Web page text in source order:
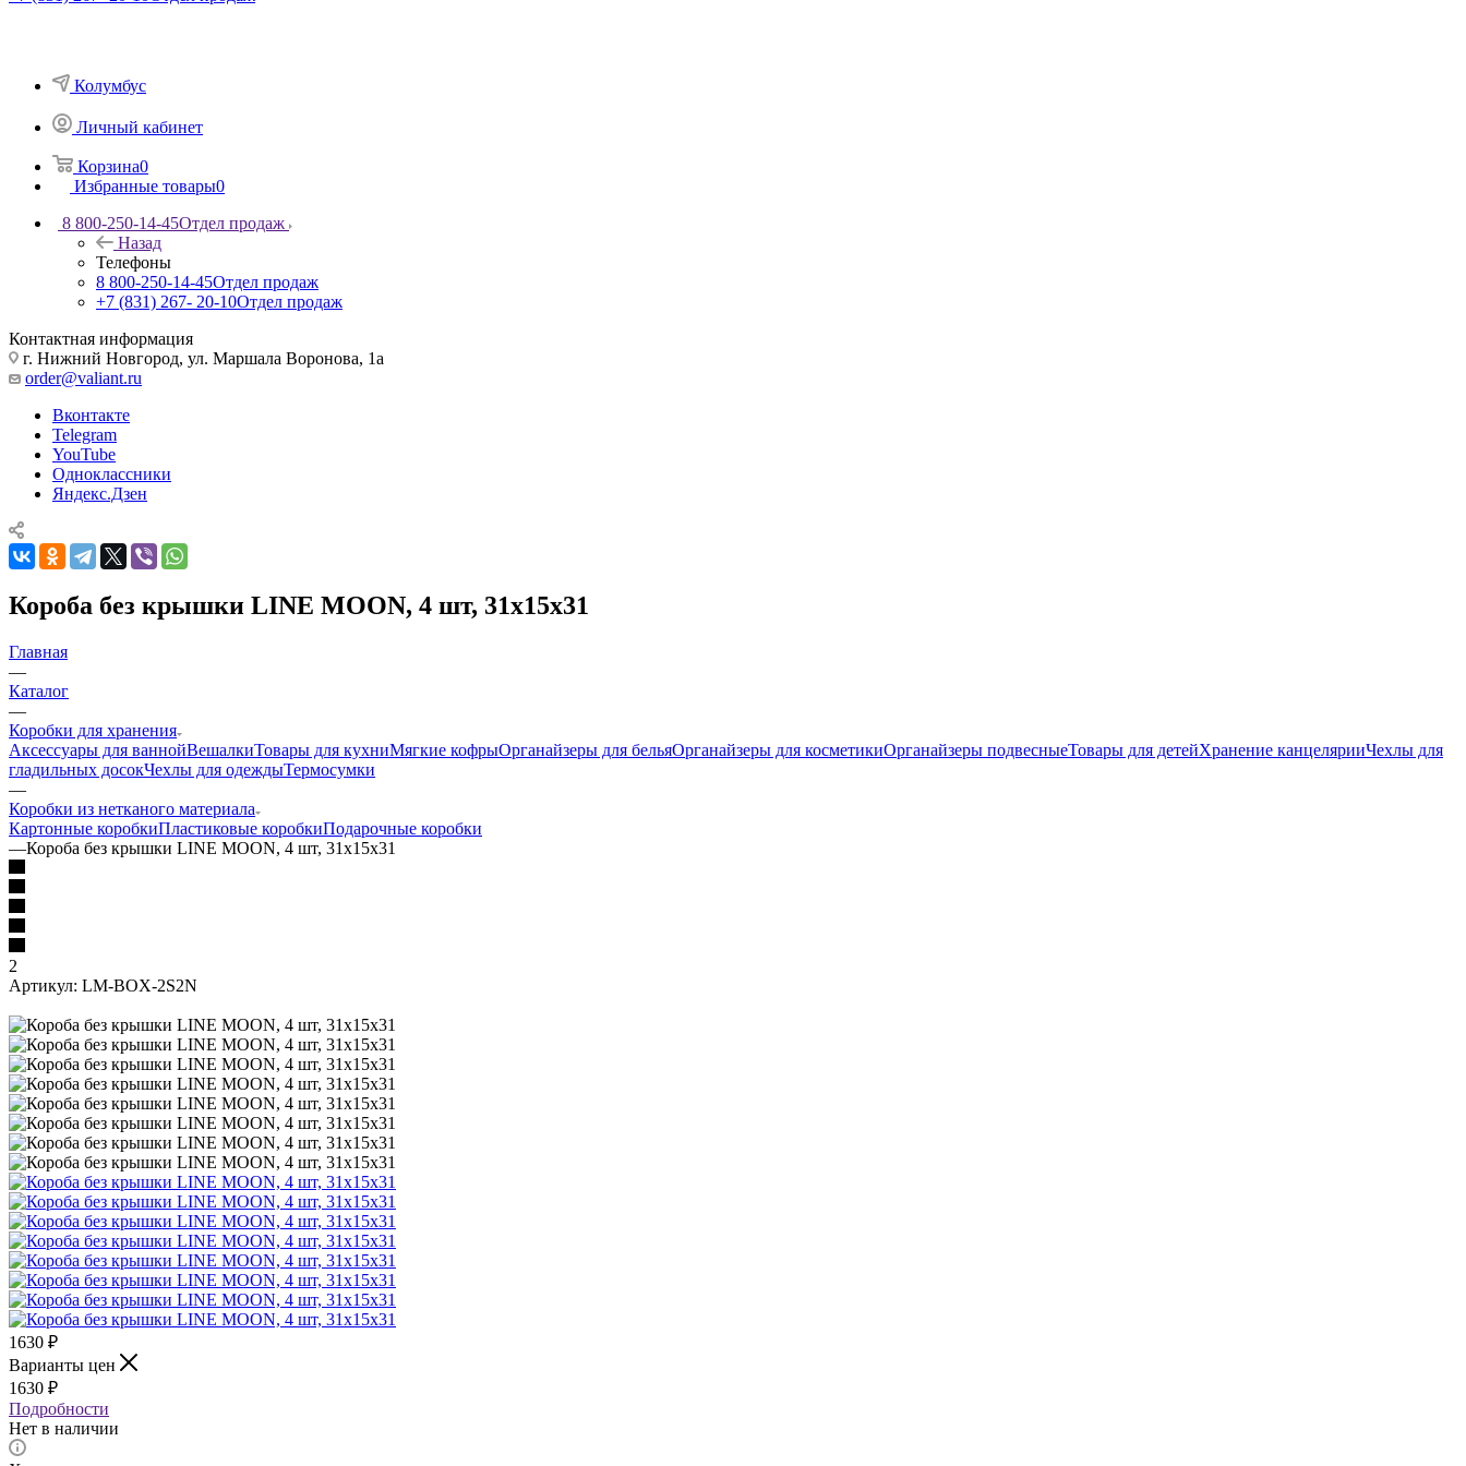
Колумбус
Личный кабинет
Корзина0
Избранные товары0
8 800-250-14-45Отдел продаж
Назад
Телефоны
8 800-250-14-45Отдел продаж
+7 (831) 267- 20-10Отдел продаж
Контактная информация
г. Нижний Новгород, ул. Маршала Воронова, 1а
order@valiant.ru
Вконтакте
Telegram
YouTube
Одноклассники
Яндекс.Дзен
Короба без крышки LINE MOON, 4 шт, 31х15х31
Главная
—
Каталог
—
Коробки для хранения
Аксессуары для ваннойВешалкиТовары для кухниМягкие кофрыОрганайзеры для бельяОрганайзеры для косметикиОрганайзеры подвесныеТовары для детейХранение канцелярииЧехлы для
гладильных досокЧехлы для одеждыТермосумки
—
Коробки из нетканого материала
Картонные коробкиПластиковые коробкиПодарочные коробки
—Короба без крышки LINE MOON, 4 шт, 31х15х31
2
Артикул: LM-BOX-2S2N
1630 ₽
Варианты цен
1630 ₽
Подробности
Нет в наличии